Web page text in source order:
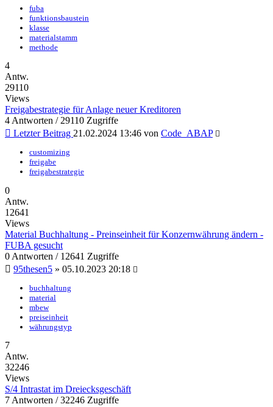
fuba
funktionsbaustein
klasse
materialstamm
methode
4
Antw.
29110
Views
Freigabestrategie für Anlage neuer Kreditoren
4 Antworten / 29110 Zugriffe
Letzter Beitrag 21.02.2024 13:46 von Code_ABAP
customizing
freigabe
freigabestrategie
0
Antw.
12641
Views
Material Buchhaltung - Preinseinheit für Konzernwährung ändern -
FUBA gesucht
0 Antworten / 12641 Zugriffe
95thesen5 » 05.10.2023 20:18
buchhaltung
material
mbew
preiseinheit
währungstyp
7
Antw.
32246
Views
S/4 Intrastat im Dreiecksgeschäft
7 Antworten / 32246 Zugriffe